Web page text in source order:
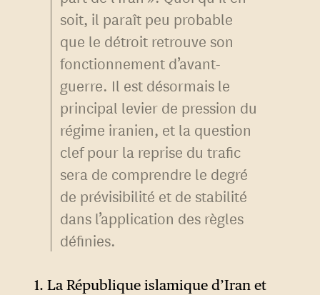
soit, il paraît peu probable
que le détroit retrouve son
fonctionnement d’avant-
guerre. Il est désormais le
principal levier de pression du
régime iranien, et la question
clef pour la reprise du trafic
sera de comprendre le degré
de prévisibilité et de stabilité
dans l’application des règles
définies.
1. La République islamique d’Iran et